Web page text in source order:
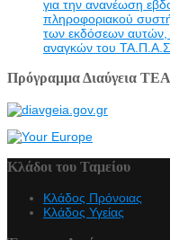
για την ανανέωση
πληροφοριακού
των εκδόσεων αυτών,
αναγκών του
Πρόγραμμα Διαύγεια
Κλάδοι του Ταμείου
Κλάδος Πρόνοιας
Κλάδος Υγείας